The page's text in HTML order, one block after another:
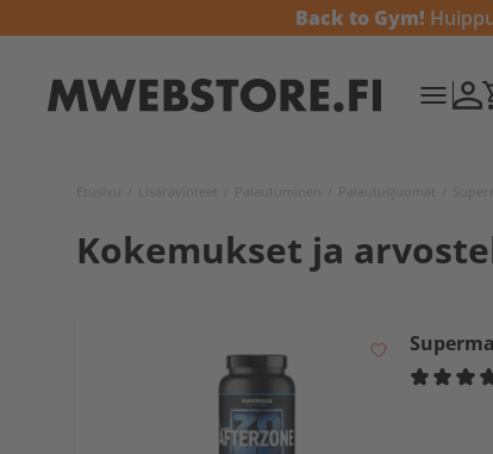
Back to Gym!
Etusivu Lisäravinteet Palautuminen Palautusjuomat
Kokemukset ja